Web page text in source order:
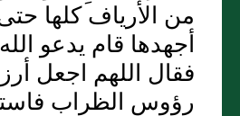
من الأرياف كلها
أجهدها قام يدعو
فقال اللهم اجعل
رؤوس الظراب